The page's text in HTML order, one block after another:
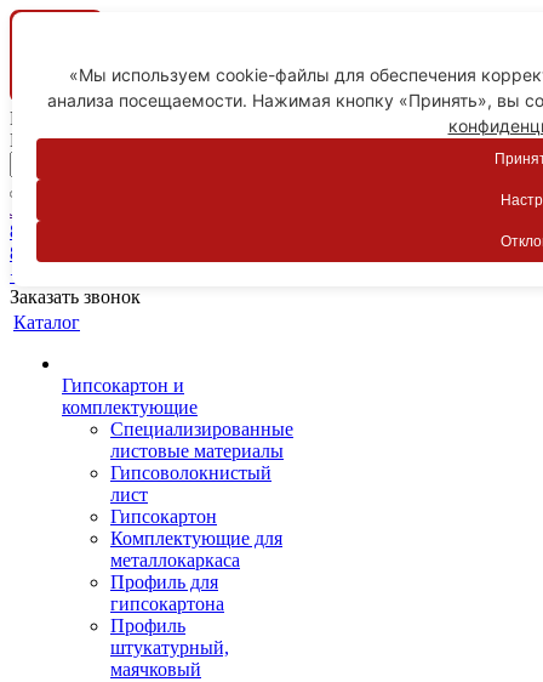
Ваш город
Пятигорск
Личный кабинет
8-800-775-59-89
8-800-775-59-89
+7 918 754-83-77
Заказать звонок
Каталог
Гипсокартон и
комплектующие
Специализированные
листовые материалы
Гипсоволокнистый
лист
Гипсокартон
Комплектующие для
металлокаркаса
Профиль для
гипсокартона
Профиль
штукатурный,
маячковый
«Мы используем cookie-файлы для обеспечения
анализа посещаемости. Нажимая кнопку «Принять», вы